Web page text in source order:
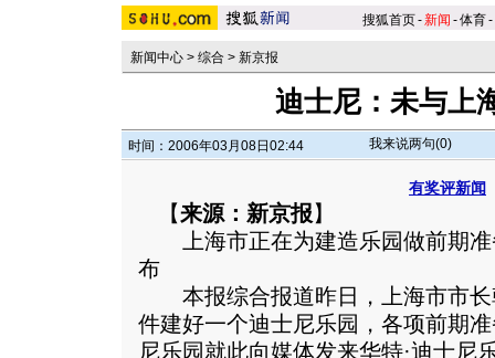
搜狐首页-新闻 -体育-
新闻中心 > 综合 > 新京报
迪士尼：未与上
时间：2006年03月08日02:44 我来说两句(0)
有奖评新闻
【来源：新京报】
上海市正在为建造乐园做前期准
布
本报综合报道昨日，上海市市长
件建好一个迪士尼乐园，各项前期
尼乐园就此向媒体发来华特·迪士尼